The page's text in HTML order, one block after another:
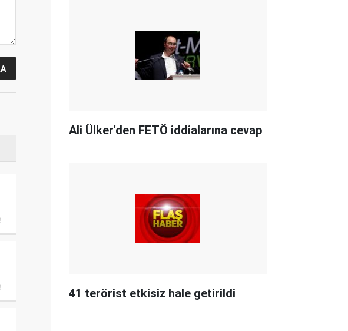
Ali Ülker'den FETÖ iddialarına cevap
41 terörist etkisiz hale getirildi